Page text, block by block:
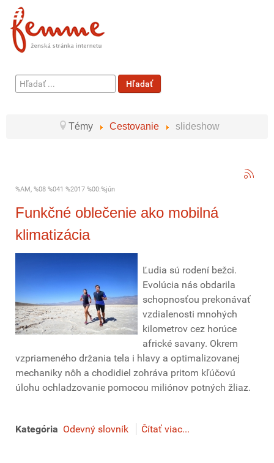
Hľadať
...
Hľadať
Témy Cestovanie slideshow
%AM, %08 %041 %2017 %00:%jún
Funkčné oblečenie ako mobilná
klimatizácia
Ľudia sú rodení bežci.
Evolúcia nás obdarila
schopnosťou prekonávať
vzdialenosti mnohých
kilometrov cez horúce
africké savany. Okrem
vzpriameného držania tela i hlavy a optimalizovanej
mechaniky nôh a chodidiel zohráva pritom kľúčovú
úlohu ochladzovanie pomocou miliónov potných žliaz.
Kategória Odevný slovník Čítať viac...